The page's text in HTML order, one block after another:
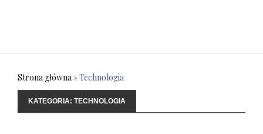
Strona główna»Technologia
KATEGORIA: TECHNOLOGIA